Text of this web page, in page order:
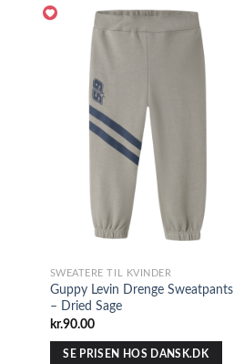
SWEATERE TIL KVINDER
Guppy Levin Drenge Sweatpants
– Dried Sage
kr.90.00
SE PRISEN HOS DANSK.DK